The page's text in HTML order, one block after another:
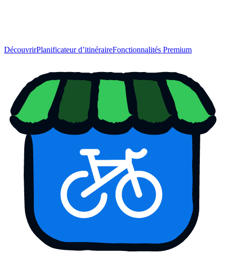
DécouvrirPlanificateur d’itinéraireFonctionnalités Premium